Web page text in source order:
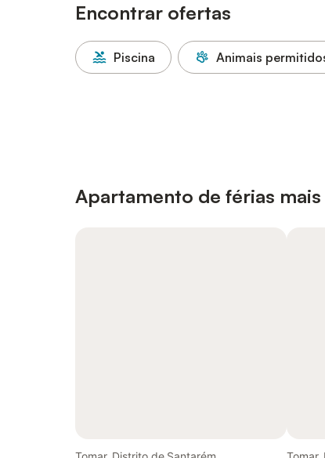
Encontrar ofertas
Piscina Animais
Apartamento de férias